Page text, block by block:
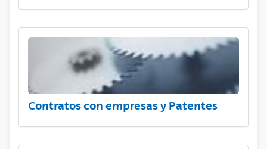
Contratos con empresas y Patentes